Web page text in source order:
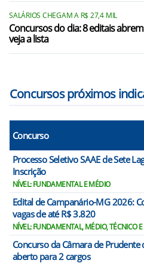
Campanha/MG
Campestre/MG
SALÁRIOS CHEGAM A R$ 27,4 MIL
Concursos do dia: 8 editais
veja a lista
Concursos próximos
Concurso
Processo Seletivo SAAE de Sete
Inscrição
NÍVEL: FUNDAMENTAL E MÉDIO
Edital de Campanário-MG 2026:
vagas de até R$ 3.820
NÍVEL: FUNDAMENTAL, MÉDIO, TÉCNICO E
Concurso da Câmara de
aberto para 2 cargos